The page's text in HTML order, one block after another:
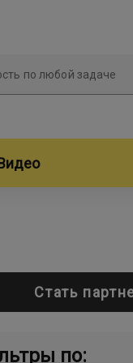
по любой задаче
Стать
по: